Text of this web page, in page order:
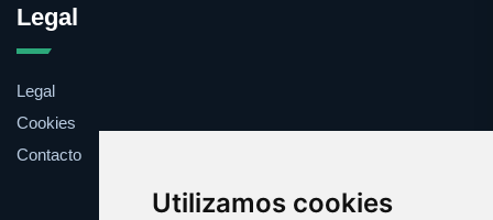
Utilizamos cookies
Legal
Legal
Cookies
Contacto